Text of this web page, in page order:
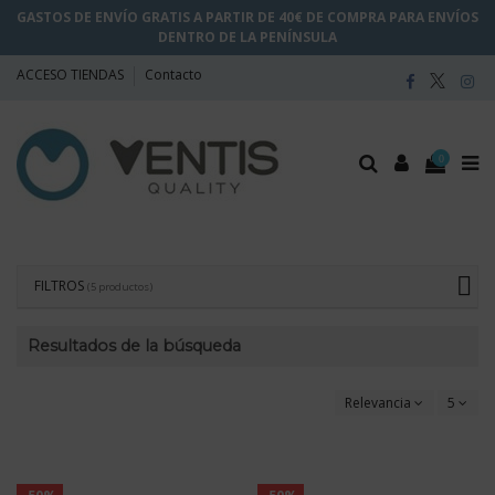
GASTOS DE ENVÍO GRATIS A PARTIR DE 40€ DE COMPRA PARA ENVÍOS
DENTRO DE LA PENÍNSULA
ACCESO TIENDAS Contacto
0
Resultados de la búsqueda
Relevancia 5
FILTROS (5 productos)